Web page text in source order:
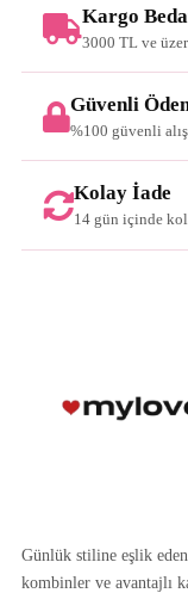
Kargo
3000 TL ve
Güvenli
%100 güvenli
Kolay İade
14 gün içinde
Günlük stiline eşlik
kombinler ve avantajlı